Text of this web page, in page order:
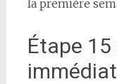
la première
Étape 15